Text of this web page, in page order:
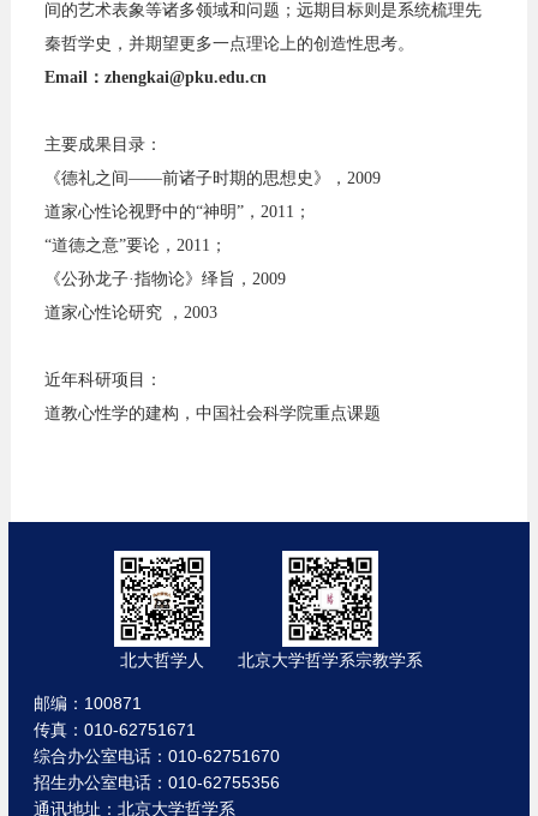
间的艺术表象等诸多领域和问题；远期目标则是系统梳理先
秦哲学史，并期望更多一点理论上的创造性思考。
Email： zhengkai@pku.edu.cn
主要成果目录：
《德礼之间——前诸子时期的思想史》，2009
道家心性论视野中的“神明”，2011；
“道德之意”要论，2011；
《公孙龙子·指物论》绎旨，2009
道家心性论研究 ，2003
近年科研项目：
道教心性学的建构，中国社会科学院重点课题
北大哲学人 北京大学哲学系宗教学系
邮编：100871
传真：010-62751671
综合办公室电话：010-62751670
招生办公室电话：010-62755356
通讯地址：北京大学哲学系